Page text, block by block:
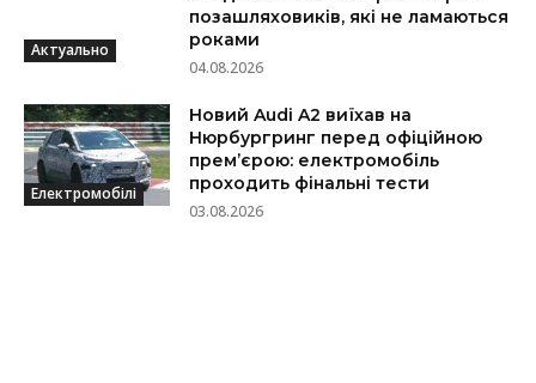
Актуально
позашляховиків, які не ламаються
роками
04.08.2026
Електромобілі
Новий Audi A2 виїхав на
Нюрбургринг перед офіційною
прем’єрою: електромобіль
проходить фінальні тести
03.08.2026